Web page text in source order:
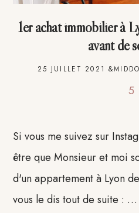
1er achat immobilier à
avant de
25 JUILLET 2021
5
Si vous me suivez sur
être que Monsieur et moi
d'un appartement à Lyon
vous le dis tout de suite : …